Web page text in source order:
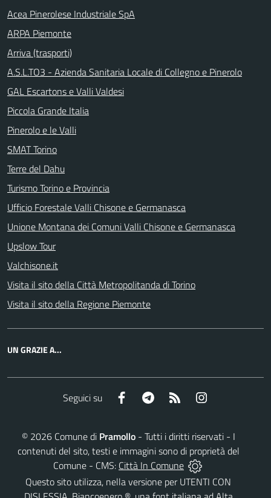
Acea Pinerolese Industriale SpA
ARPA Piemonte
Arriva (trasporti)
A.S.L.TO3 - Azienda Sanitaria Locale di Collegno e Pinerolo
GAL Escartons e Valli Valdesi
Piccola Grande Italia
Pinerolo e le Valli
SMAT Torino
Terre del Dahu
Turismo Torino e Provincia
Ufficio Forestale Valli Chisone e Germanasca
Unione Montana dei Comuni Valli Chisone e Germanasca
Upslow Tour
Valchisone.it
Visita il sito della Città Metropolitanda di Torino
Visita il sito della Regione Piemonte
UN GRAZIE A...
Seguici su Facebook Telegram RSS
© 2026Comune di Pramollo- Tutti i diritti riservati - I
contenuti del sito, testi e immagini sono di proprietà del
Comune - CMS: Città In Comune
Questo sito utilizza, nella versione per UTENTI CON